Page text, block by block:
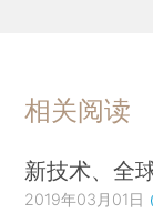
者在危机过后
的脆弱性仍然
理文献，证据
相关阅读
新技术、全
2019年03月01日